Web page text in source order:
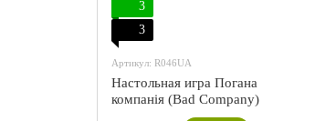
3
3
Артикул: R046UA
Настольная игра Погана
компанія (Bad Company)